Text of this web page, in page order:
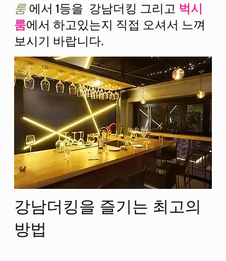
룸 에서 1등을 강남더킹 그리고 벅시
룸에서 하고있는지 직접 오셔서 느껴
보시기 바랍니다.
강남더킹을 즐기는 최고의
방법